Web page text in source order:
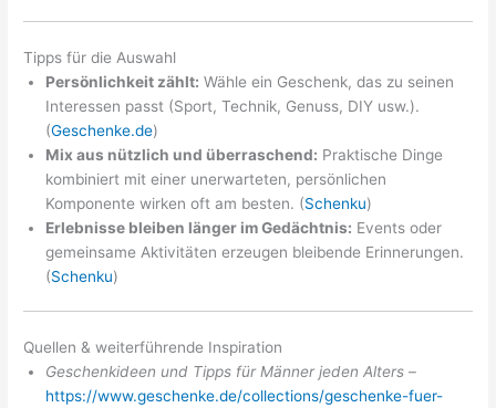
Tipps für die Auswahl
Persönlichkeit zählt: Wähle ein Geschenk, das zu seinen
Interessen passt (Sport, Technik, Genuss, DIY usw.).
(Geschenke.de)
Mix aus nützlich und überraschend: Praktische Dinge
kombiniert mit einer unerwarteten, persönlichen
Komponente wirken oft am besten. (Schenku)
Erlebnisse bleiben länger im Gedächtnis: Events oder
gemeinsame Aktivitäten erzeugen bleibende Erinnerungen.
(Schenku)
Quellen & weiterführende Inspiration
Geschenkideen und Tipps für Männer jeden Alters –
https://www.geschenke.de/collections/geschenke-fuer-